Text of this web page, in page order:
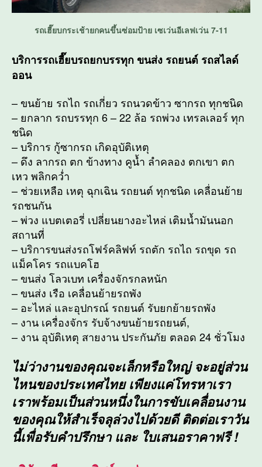
รถเฮี๊ยบกระเช้ายกคนขึ้นซ่อมป้าย เซเว่นอีเลฟเว่น 7-11
บริการรถเฮี๊ยบรถยกบรรทุก ขนส่ง รถยนต์ รถสไลด์
ออน
– ขนย้าย รถไถ รถเกี่ยว รถนวดข้าว ซากรถ ทุกชนิด
– ยกลาก รถบรรทุก 6 – 22 ล้อ รถพ่วง เทรลเลอร์ ทุก
ชนิด
– บริการ กู้ซากรถ เกิดอุบัติเหตุ
– ดึง ลากรถ ตก ข้างทาง คูน้ำ ลำคลอง ตกเขา ตก
เหว พลิกคว่ำ
– ช่วยเหลือ เหตุ ฉุกเฉิน รถยนต์ ทุกชนิด เคลื่อนย้าย
รถชนกัน
– พ่วง แบตเตอรี่ เปลี่ยนยางอะไหล่ เติมน้ำมันนอก
สถานที่
– บริการขนส่งรถโฟร์คลิฟท์ รถตัก รถไถ รถขุด รถ
แม็คโคร รถแบคโฮ
– ขนส่ง โลวเบท เครื่องจักรกลหนัก
– ขนส่ง เรือ เคลื่อนย้ายรถพัง
– อะไหล่ และอุปกรณ์ รถยนต์ รับยกย้ายรถพัง
– งาน เครื่องจักร รับจ้างขนย้ายรถยนต์,
– งาน อุบัติเหตุ สายงาน ประกันภัย ตลอด 24 ชั่วโมง
ไม่ว่างานของคุณจะเล็กหรือใหญ่ จะอยู่ส่วน
ไหนของประเทศไทย เพียงแค่โทรหาเรา
เราพร้อมเป็นส่วนหนึ่งในการขับเคลื่อนงาน
ของคุณให้สำเร็จลุล่วงไปด้วยดี ติดต่อเราวัน
นี้เพื่อรับคำปรึกษา และ ใบเสนอราคาฟรี !